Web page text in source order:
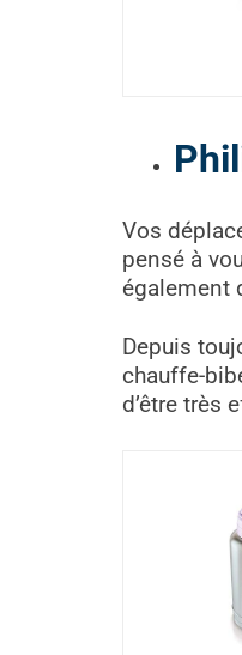
Vos
pensé à
également
Depuis
chauffe-
d’être très